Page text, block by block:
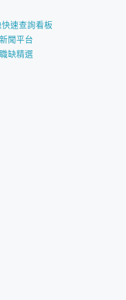
速查詢看板
聞平台
缺精選